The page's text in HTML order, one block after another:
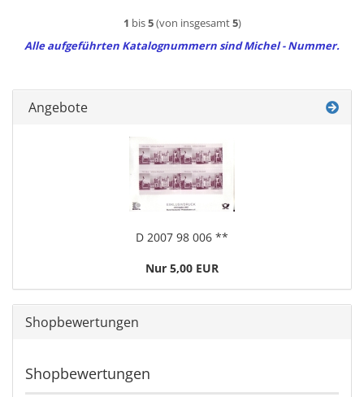
1 bis5(von insgesamt5)
Alle aufgeführten Katalognummern sind Michel - Nummer.
Angebote
D 2007 98 006 **
Nur 5,00 EUR
Shopbewertungen
Shopbewertungen